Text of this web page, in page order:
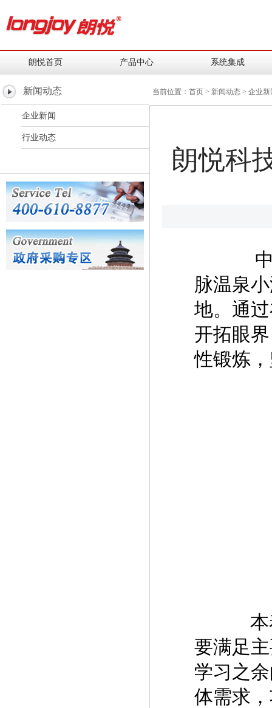
朗悦首页 产品中心 系统集成
新闻动态
企业新闻
行业动态
当前位置： 首页 > 新闻动态 > 企业新
朗悦科
脉温泉
地。通
开拓眼
性锻炼
本着
要满足
学习之
体需求